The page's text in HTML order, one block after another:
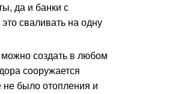
да и банки с
сваливать на одну
можно создать в любом
сооружается
было отопления и